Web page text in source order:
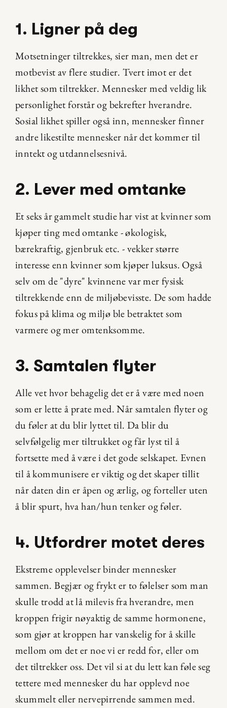
1. Ligner på deg
Motsetninger tiltrekkes, sier man, men det er
motbevist av flere studier. Tvert imot er det
likhet som tiltrekker. Mennesker med veldig lik
personlighet forstår og bekrefter hverandre.
Sosial likhet spiller også inn, mennesker finner
andre likestilte mennesker når det kommer til
inntekt og utdannelsesnivå.
2. Lever med omtanke
Et seks år gammelt studie har vist at kvinner som
kjøper ting med omtanke - økologisk,
bærekraftig, gjenbruk etc. - vekker større
interesse enn kvinner som kjøper luksus. Også
selv om de "dyre" kvinnene var mer fysisk
tiltrekkende enn de miljøbevisste. De som hadde
fokus på klima og miljø ble betraktet som
varmere og mer omtenksomme.
3. Samtalen flyter
Alle vet hvor behagelig det er å være med noen
som er lette å prate med. Når samtalen flyter og
du føler at du blir lyttet til. Da blir du
selvfølgelig mer tiltrukket og får lyst til å
fortsette med å være i det gode selskapet. Evnen
til å kommunisere er viktig og det skaper tillit
når daten din er åpen og ærlig, og forteller uten
å blir spurt, hva han/hun tenker og føler.
4. Utfordrer motet deres
Ekstreme opplevelser binder mennesker
sammen. Begjær og frykt er to følelser som man
skulle trodd at lå milevis fra hverandre, men
kroppen frigir nøyaktig de samme hormonene,
som gjør at kroppen har vanskelig for å skille
mellom om det er noe vi er redd for, eller om
det tiltrekker oss. Det vil si at du lett kan føle seg
tettere med mennesker du har opplevd noe
skummelt eller nervepirrende sammen med.